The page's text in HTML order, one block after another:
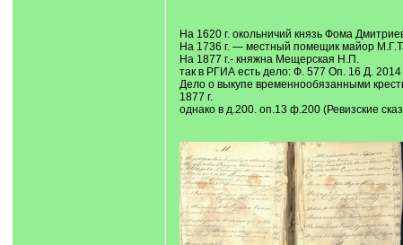
На 1620 г. окольничий князь Фома
На 1736 г. — местный помещик майор
На 1877 г.- княжна Мещерская Н.П.
так в РГИА есть дело: Ф. 577 Оп. 16 Д. 2014
Дело о выкупе временнообязанными
1877 г.
однако в д.200. оп.13 ф.200 (Ревизские